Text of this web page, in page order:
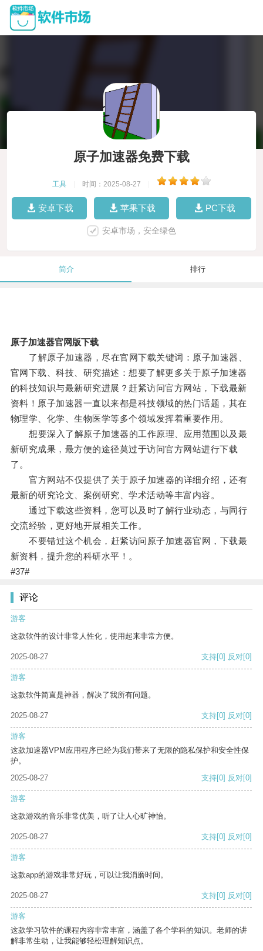
原子加速器免费下载
工具 时间：2025-08-27
安卓下载 苹果下载 PC下载
安卓市场，安全绿色
简介 排行
原子加速器官网版下载
了解原子加速器，尽在官网下载关键词：原子加速器、
官网下载、科技、研究描述：想要了解更多关于原子加速器
的科技知识与最新研究进展？赶紧访问官方网站，下载最新
资料！原子加速器一直以来都是科技领域的热门话题，其在
物理学、化学、生物医学等多个领域发挥着重要作用。
想要深入了解原子加速器的工作原理、应用范围以及最
新研究成果，最方便的途径莫过于访问官方网站进行下载
了。
官方网站不仅提供了关于原子加速器的详细介绍，还有
最新的研究论文、案例研究、学术活动等丰富内容。
通过下载这些资料，您可以及时了解行业动态，与同行
交流经验，更好地开展相关工作。
不要错过这个机会，赶紧访问原子加速器官网，下载最
新资料，提升您的科研水平！。
#37#
评论
游客
这款软件的设计非常人性化，使用起来非常方便。
2025-08-27 支持[0] 反对[0]
游客
这款软件简直是神器，解决了我所有问题。
2025-08-27 支持[0] 反对[0]
游客
这款加速器VPM应用程序已经为我们带来了无限的隐私保护和安全性保
护。
2025-08-27
支持[0] 反对[0]
游客
这款游戏的音乐非常优美，听了让人心旷神怡。
2025-08-27 支持[0] 反对[0]
游客
这款app的游戏非常好玩，可以让我消磨时间。
2025-08-27 支持[0] 反对[0]
游客
这款学习软件的课程内容非常丰富，涵盖了各个学科的知识。老师的讲
解非常生动，让我能够轻松理解知识点。